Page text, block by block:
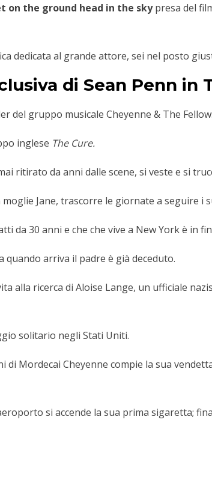
on the ground head in the skypresa del
dedicata al grande attore, sei nel posto
di Sean Penn in
del gruppo musicale Cheyenne & The
inglese The Cure.
ritirato da anni dalle scene, si veste e si
Jane, trascorre le giornate a seguire i
da 30 anni e che che vive a New York è in
arriva il padre è già deceduto.
alla ricerca di Aloise Lange, un ufficiale
solitario negli Stati Uniti.
Mordecai Cheyenne compie la sua
si accende la sua prima sigaretta;